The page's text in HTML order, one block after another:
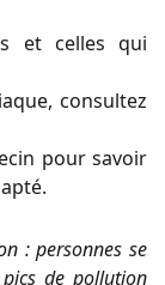
et celles qui
consultez
pour savoir
: personnes se
de pollution